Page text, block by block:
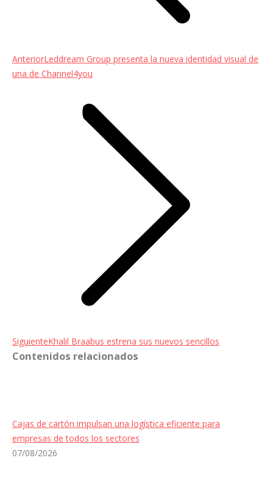
AnteriorEntrada
anterior:
Leddream Group presenta la nueva identidad visual de
una de Channel4you
SiguienteEntrada
siguiente:
Khalil Braabus estrena sus nuevos sencillos
Contenidos relacionados
Cajas de cartón impulsan una logística eficiente para
empresas de todos los sectores
07/08/2026